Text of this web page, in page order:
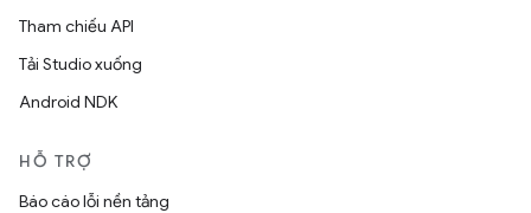
Tham chiếu API
Tải Studio xuống
Android NDK
HỖ TRỢ
Báo cáo lỗi nền tảng